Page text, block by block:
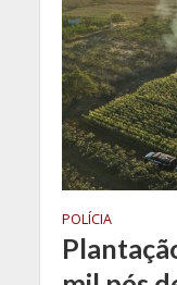
POLÍCIA